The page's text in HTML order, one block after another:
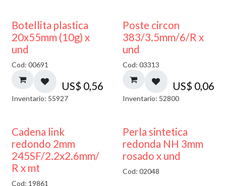
Botellita plastica
20x55mm (10g) x
und
Cod: 00691
US$ 0,56
Inventario: 55927
Poste circon
383/3.5mm/6/R x
und
Cod: 03313
US$ 0,06
Inventario: 52800
Cadena link
redondo 2mm
245SF/2.2x2.6mm/
R x mt
Cod: 19861
Perla sintetica
redonda NH 3mm
rosado x und
Cod: 02048